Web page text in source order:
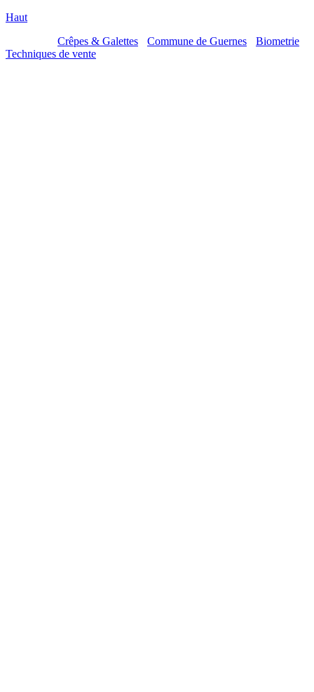
Haut
Crêpes & Galettes Commune de Guernes Biometrie
Techniques de vente